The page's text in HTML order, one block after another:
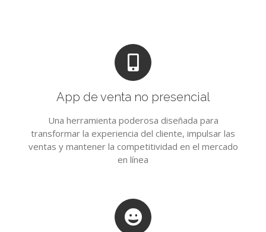
App de venta no presencial
Una herramienta poderosa diseñada para
transformar la experiencia del cliente, impulsar las
ventas y mantener la competitividad en el mercado
en línea